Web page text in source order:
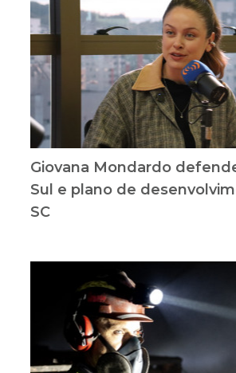
Giovana Mondardo
Sul e plano de
SC